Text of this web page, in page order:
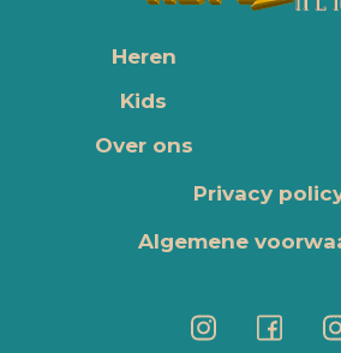
Heren
Kids
Over ons
Privacy
Algemene